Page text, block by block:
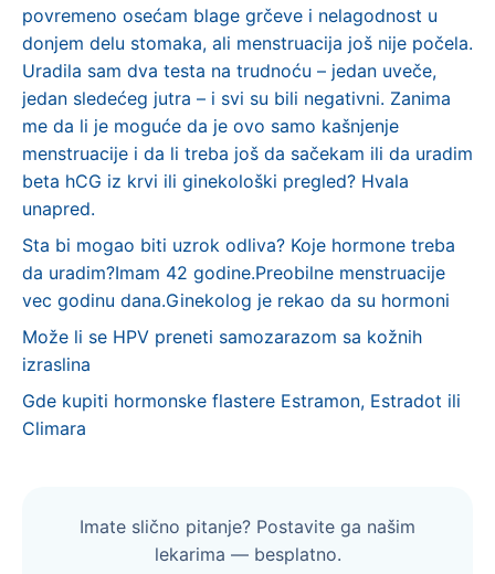
povremeno osećam blage grčeve i nelagodnost u
donjem delu stomaka, ali menstruacija još nije počela.
Uradila sam dva testa na trudnoću – jedan uveče,
jedan sledećeg jutra – i svi su bili negativni. Zanima
me da li je moguće da je ovo samo kašnjenje
menstruacije i da li treba još da sačekam ili da uradim
beta hCG iz krvi ili ginekološki pregled? Hvala
unapred.
Sta bi mogao biti uzrok odliva? Koje hormone treba
da uradim?Imam 42 godine.Preobilne menstruacije
vec godinu dana.Ginekolog je rekao da su hormoni
Može li se HPV preneti samozarazom sa kožnih
izraslina
Gde kupiti hormonske flastere Estramon, Estradot ili
Climara
Imate slično pitanje? Postavite ga našim
lekarima — besplatno.